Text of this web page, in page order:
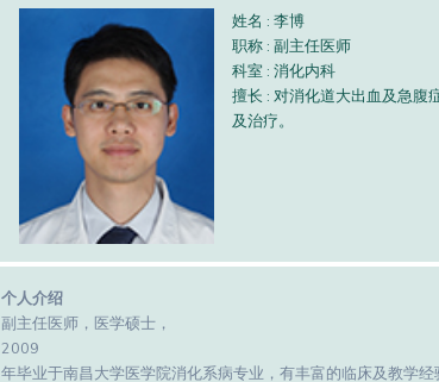
姓名 : 李博
职称 : 副主任医师
科室 : 消化内科
擅长 : 对消化道大出血及急腹
及治疗。
个人介绍
副主任医师，医学硕士，
2009
年毕业于南昌大学医学院消化系病专业，有丰富的临床及教学